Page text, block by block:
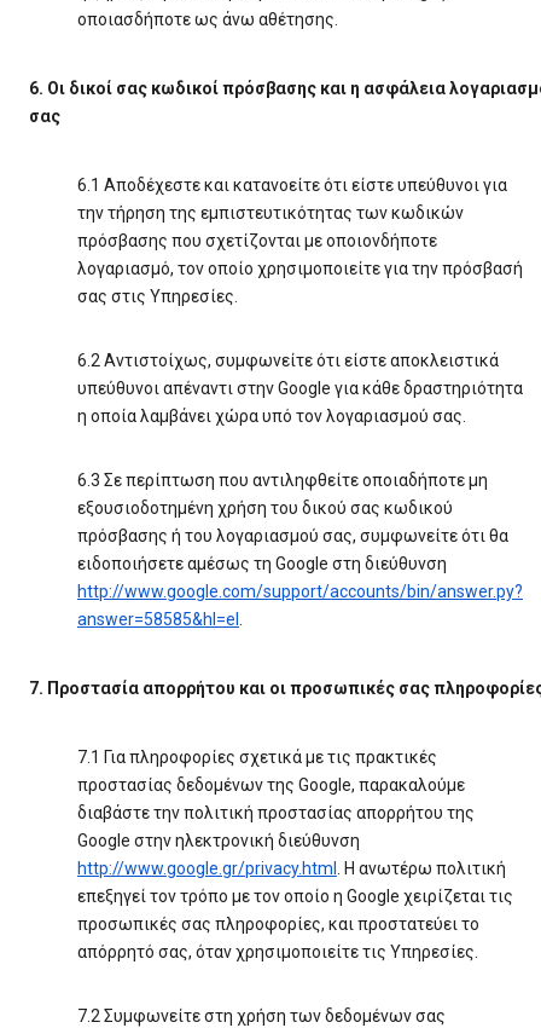
οποιασδήποτε ως άνω αθέτησης.
6. Οι δικοί σας κωδικοί πρόσβασης και η ασφάλεια
σας
6.1 Αποδέχεστε και κατανοείτε ότι είστε υπεύθυνοι για
την τήρηση της εμπιστευτικότητας των κωδικών
πρόσβασης που σχετίζονται με οποιονδήποτε
λογαριασμό, τον οποίο χρησιμοποιείτε για την πρόσβασή
σας στις Υπηρεσίες.
6.2 Αντιστοίχως, συμφωνείτε ότι είστε αποκλειστικά
υπεύθυνοι απέναντι στην Google για κάθε δραστηριότητα
η οποία λαμβάνει χώρα υπό τον λογαριασμού σας.
6.3 Σε περίπτωση που αντιληφθείτε οποιαδήποτε μη
εξουσιοδοτημένη χρήση του δικού σας κωδικού
πρόσβασης ή του λογαριασμού σας, συμφωνείτε ότι θα
ειδοποιήσετε αμέσως τη Google στη διεύθυνση
http://www.google.com/support/accounts/bin/answer.py?
answer=58585&hl=el .
7. Προστασία απορρήτου και οι προσωπικές σας
7.1 Για πληροφορίες σχετικά με τις πρακτικές
προστασίας δεδομένων της Google, παρακαλούμε
διαβάστε την πολιτική προστασίας απορρήτου της
Google στην ηλεκτρονική διεύθυνση
http://www.google.gr/privacy.html . Η ανωτέρω πολιτική
επεξηγεί τον τρόπο με τον οποίο η Google χειρίζεται τις
προσωπικές σας πληροφορίες, και προστατεύει το
απόρρητό σας, όταν χρησιμοποιείτε τις Υπηρεσίες.
7.2 Συμφωνείτε στη χρήση των δεδομένων σας